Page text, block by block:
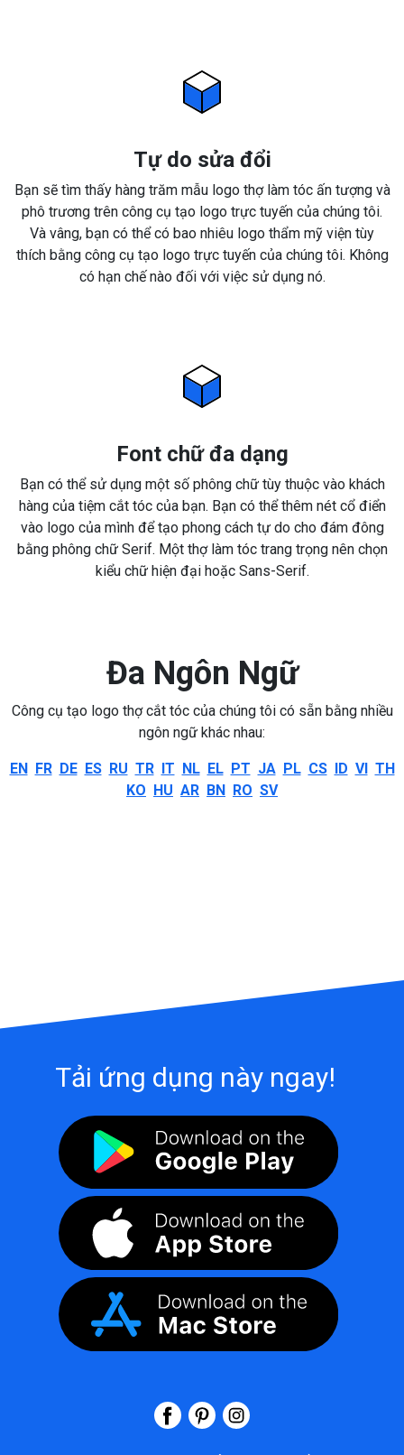
Tự do sửa đổi
Bạn sẽ tìm thấy hàng trăm mẫu logo thợ làm tóc ấn tượng và
phô trương trên công cụ tạo logo trực tuyến của chúng tôi.
Và vâng, bạn có thể có bao nhiêu logo thẩm mỹ viện tùy
thích bằng công cụ tạo logo trực tuyến của chúng tôi. Không
có hạn chế nào đối với việc sử dụng nó.
Font chữ đa dạng
Bạn có thể sử dụng một số phông chữ tùy thuộc vào khách
hàng của tiệm cắt tóc của bạn. Bạn có thể thêm nét cổ điển
vào logo của mình để tạo phong cách tự do cho đám đông
bằng phông chữ Serif. Một thợ làm tóc trang trọng nên chọn
kiểu chữ hiện đại hoặc Sans-Serif.
Đa Ngôn Ngữ
Công cụ tạo logo thợ cắt tóc của chúng tôi có sẵn bằng nhiều
ngôn ngữ khác nhau:
EN FR DE ES RU TR IT NL EL PT JA PL CS ID VI TH
KO HU AR BN RO SV
Tải ứng dụng này ngay!